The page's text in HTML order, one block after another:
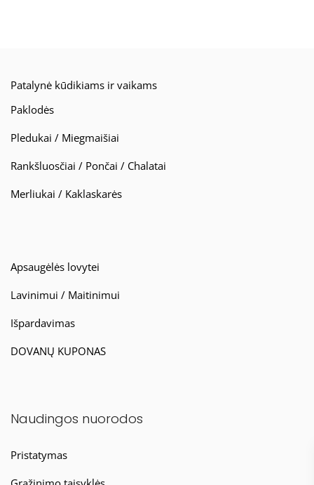
Patalynė kūdikiams ir vaikams
Paklodės
Pledukai / Miegmaišiai
Rankšluosčiai / Pončai / Chalatai
Merliukai / Kaklaskarės
Apsaugėlės lovytei
Lavinimui / Maitinimui
Išpardavimas
DOVANŲ KUPONAS
Naudingos nuorodos
Pristatymas